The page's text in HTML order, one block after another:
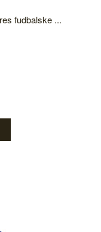
fudbalske ...